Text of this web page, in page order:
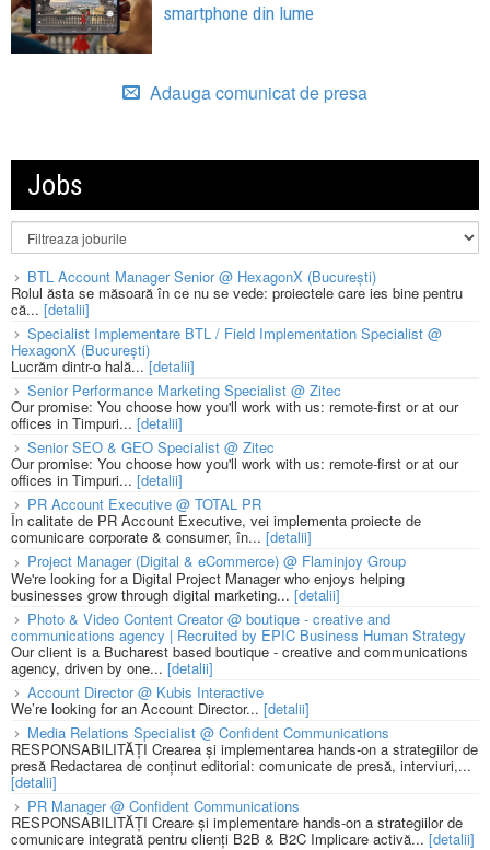
smartphone din lume
Adauga comunicat de presa
Jobs
BTL Account Manager Senior @ HexagonX (București)
Rolul ăsta se măsoară în ce nu se vede: proiectele care ies bine pentru
că... [detalii]
Specialist Implementare BTL / Field Implementation Specialist @
HexagonX (București)
Lucrăm dintr-o hală... [detalii]
Senior Performance Marketing Specialist @ Zitec
Our promise: You choose how you'll work with us: remote-first or at our
offices in Timpuri... [detalii]
Senior SEO & GEO Specialist @ Zitec
Our promise: You choose how you'll work with us: remote-first or at our
offices in Timpuri... [detalii]
PR Account Executive @ TOTAL PR
În calitate de PR Account Executive, vei implementa proiecte de
comunicare corporate & consumer, în... [detalii]
Project Manager (Digital & eCommerce) @ Flaminjoy Group
We're looking for a Digital Project Manager who enjoys helping
businesses grow through digital marketing... [detalii]
Photo & Video Content Creator @ boutique - creative and
communications agency | Recruited by EPIC Business Human Strategy
Our client is a Bucharest based boutique - creative and communications
agency, driven by one... [detalii]
Account Director @ Kubis Interactive
We’re looking for an Account Director... [detalii]
Media Relations Specialist @ Confident Communications
RESPONSABILITĂȚI Crearea și implementarea hands-on a strategiilor de
presă Redactarea de conținut editorial: comunicate de presă, interviuri,...
[detalii]
PR Manager @ Confident Communications
RESPONSABILITĂȚI Creare și implementare hands-on a strategiilor de
comunicare integrată pentru clienți B2B & B2C Implicare activă... [detalii]